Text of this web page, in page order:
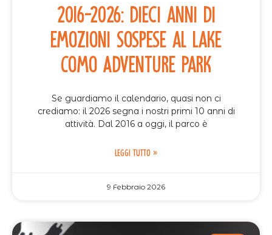
2016-2026: Dieci anni di
emozioni sospese al Lake
Como Adventure Park
Se guardiamo il calendario, quasi non ci
crediamo: il 2026 segna i nostri primi 10 anni di
attività. Dal 2016 a oggi, il parco è
LEGGI TUTTO »
9 Febbraio 2026